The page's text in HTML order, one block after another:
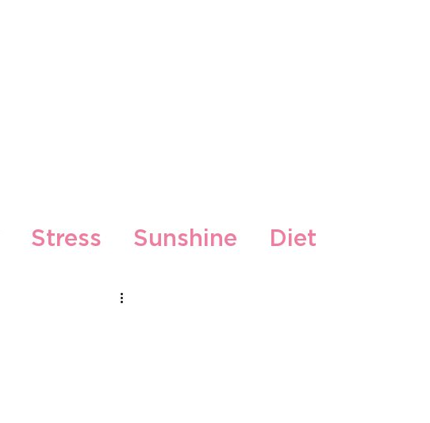
Stress Sunshine Diet
Gljiva